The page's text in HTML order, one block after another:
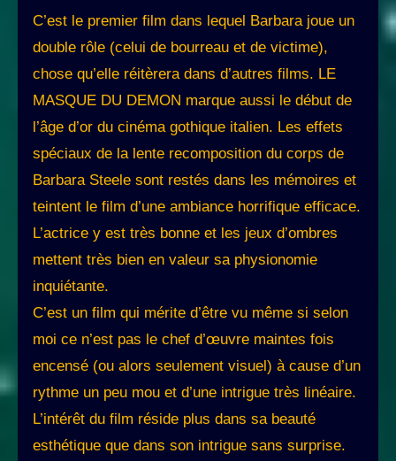
C’est le premier film dans lequel Barbara joue un
double rôle (celui de bourreau et de victime),
chose qu’elle réitèrera dans d’autres films. LE
MASQUE DU DEMON marque aussi le début de
l’âge d’or du cinéma gothique italien. Les effets
spéciaux de la lente recomposition du corps de
Barbara Steele sont restés dans les mémoires et
teintent le film d’une ambiance horrifique efficace.
L’actrice y est très bonne et les jeux d’ombres
mettent très bien en valeur sa physionomie
inquiétante.
C’est un film qui mérite d’être vu même si selon
moi ce n’est pas le chef d’œuvre maintes fois
encensé (ou alors seulement visuel) à cause d’un
rythme un peu mou et d’une intrigue très linéaire.
L’intérêt du film réside plus dans sa beauté
esthétique que dans son intrigue sans surprise.